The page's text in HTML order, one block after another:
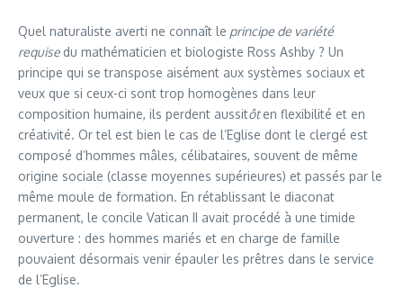
Quel naturaliste averti ne connaît le principe de variété
requise du mathématicien et biologiste Ross Ashby ? Un
principe qui se transpose aisément aux systèmes sociaux et
veux que si ceux-ci sont trop homogènes dans leur
composition humaine, ils perdent aussitôten flexibilité et en
créativité. Or tel est bien le cas de l’Eglise dont le clergé est
composé d’hommes mâles, célibataires, souvent de même
origine sociale (classe moyennes supérieures) et passés par le
même moule de formation. En rétablissant le diaconat
permanent, le concile Vatican II avait procédé à une timide
ouverture : des hommes mariés et en charge de famille
pouvaient désormais venir épauler les prêtres dans le service
de l’Eglise.